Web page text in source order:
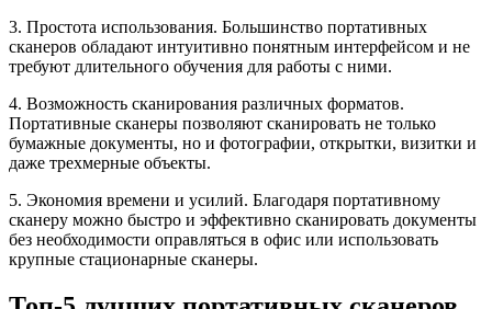
3. Простота использования. Большинство портативных
сканеров обладают интуитивно понятным интерфейсом и не
требуют длительного обучения для работы с ними.
4. Возможность сканирования различных форматов.
Портативные сканеры позволяют сканировать не только
бумажные документы, но и фотографии, открытки, визитки и
даже трехмерные объекты.
5. Экономия времени и усилий. Благодаря портативному
сканеру можно быстро и эффективно сканировать документы
без необходимости оправляться в офис или использовать
крупные стационарные сканеры.